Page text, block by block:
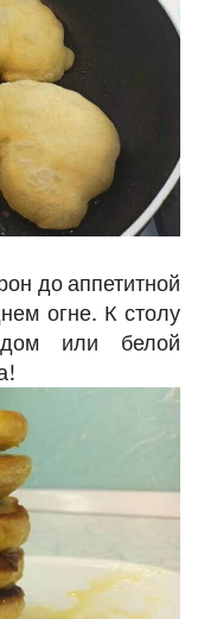
до аппетитной
огне. К столу
или белой